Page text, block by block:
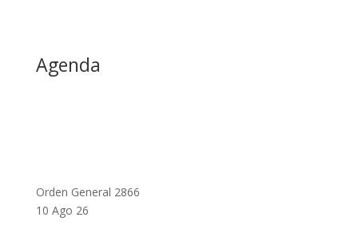
Agenda
Orden General 2866
10 Ago 26